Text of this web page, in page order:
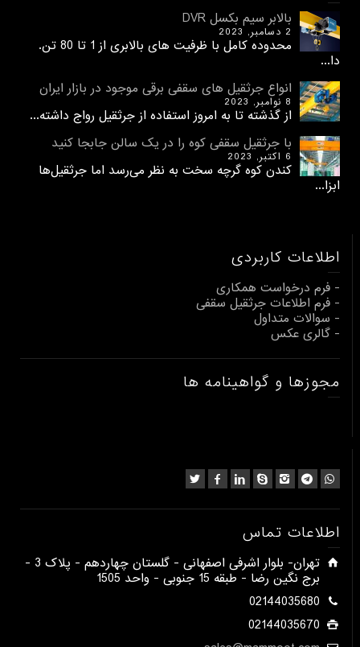
بالابر سیم بکسل DVR
2 دسامبر, 2023
محدوده کامل با ظرفیت های بالابری از 1 تا 80 تن.
دا...
انواع جرثقیل های سقفی برقی موجود در بازار ایران
8 نوامبر, 2023
از گذشته تا به امروز استفاده از جرثقیل رواج داشته...
با جرثقیل سقفی کوه را در یک سالن جابجا کنید
6 اکتبر, 2023
کندن کوه گرچه سخت به نظر می‌رسد اما جرثقیل‌ها
ابزا...
اطلاعات کاربردی
- فرم درخواست همکاری
- فرم اطلاعات جرثقیل سقفی
- سوالات متداول
- گالری عکس
مجوزها و گواهینامه ها
اطلاعات تماس
​تهران- بلوار اشرفی اصفهانی - گلستان چهاردهم - پلاک 3 -
برج نگین رضا - طبقه 15 جنوبی - واحد 1505​
02144035680
02144035670